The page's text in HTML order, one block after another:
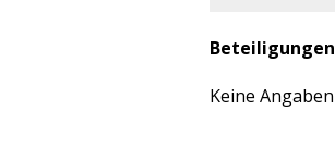
Beteiligungen
Keine Angaben